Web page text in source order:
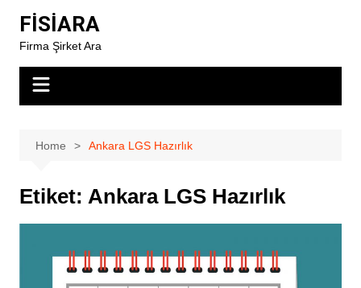
content
FİSİARA
Firma Şirket Ara
Home Ankara LGS Hazırlık
Etiket: Ankara LGS Hazırlık